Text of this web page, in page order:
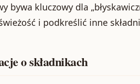
bywa kluczowy dla
i podkreślić inne
o składnikach